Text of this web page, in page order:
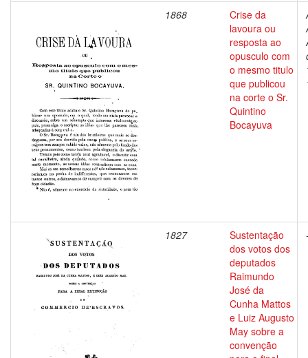
1868
Crise da
lavoura ou
resposta ao
opusculo com
o mesmo titulo
que publicou
na corte o Sr.
Quintino
Bocayuva
1827
Sustentação
dos votos dos
deputados
Raimundo
José da
Cunha Mattos
e Luiz Augusto
May sobre a
convenção